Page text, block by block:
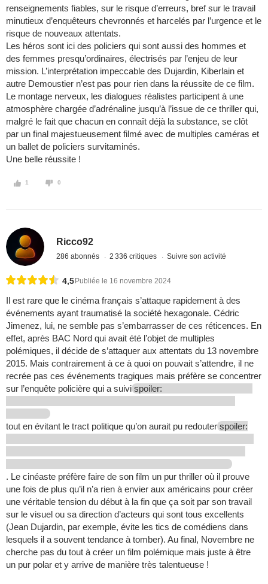
renseignements fiables, sur le risque d’erreurs, bref sur le travail
minutieux d’enquêteurs chevronnés et harcelés par l’urgence et le
risque de nouveaux attentats.
Les héros sont ici des policiers qui sont aussi des hommes et
des femmes presqu’ordinaires, électrisés par l’enjeu de leur
mission. L’interprétation impeccable des Dujardin, Kiberlain et
autre Demoustier n’est pas pour rien dans la réussite de ce film.
Le montage nerveux, les dialogues réalistes participent à une
atmosphère chargée d’adrénaline jusqu’à l’issue de ce thriller qui,
malgré le fait que chacun en connaît déjà la substance, se clôt
par un final majestueusement filmé avec de multiples caméras et
un ballet de policiers survitaminés.
Une belle réussite !
1 0
Ricco92
286 abonnés 2 336 critiques Suivre son activité
4,5 Publiée le 16 novembre 2024
Il est rare que le cinéma français s’attaque rapidement à des
événements ayant traumatisé la société hexagonale. Cédric
Jimenez, lui, ne semble pas s’embarrasser de ces réticences. En
effet, après BAC Nord qui avait été l’objet de multiples
polémiques, il décide de s’attaquer aux attentats du 13 novembre
2015. Mais contrairement à ce à quoi on pouvait s’attendre, il ne
recrée pas ces événements tragiques mais préfère se concentrer
sur l’enquête policière qui a suivi spoiler:
tout en évitant le tract politique qu’on aurait pu redouter spoiler:
. Le cinéaste préfère faire de son film un pur thriller où il prouve
une fois de plus qu’il n’a rien à envier aux américains pour créer
une véritable tension du début à la fin que ça soit par son travail
sur le visuel ou sa direction d’acteurs qui sont tous excellents
(Jean Dujardin, par exemple, évite les tics de comédiens dans
lesquels il a souvent tendance à tomber). Au final, Novembre ne
cherche pas du tout à créer un film polémique mais juste à être
un pur polar et y arrive de manière très talentueuse !